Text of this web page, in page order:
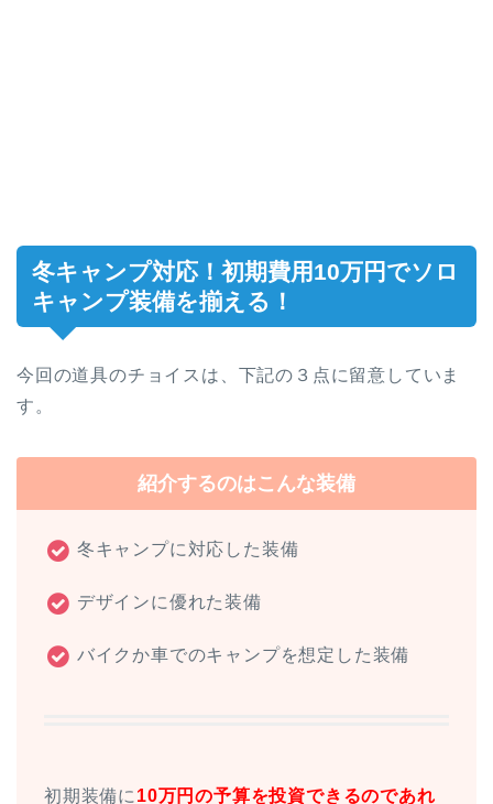
冬キャンプ対応！初期費用10万円でソロ
キャンプ装備を揃える！
今回の道具のチョイスは、下記の３点に留意していま
す。
紹介するのはこんな装備
冬キャンプに対応した装備
デザインに優れた装備
バイクか車でのキャンプを想定した装備
初期装備に 10万円の予算を投資できるのであれ